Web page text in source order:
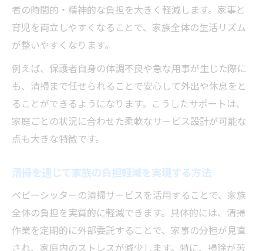
者の時間的・精神的な負担を大きく軽減します。家事と
育児を両立しやすくなることで、家族全体の生活リズム
が整いやすくなります。
例えば、保護者自身の体調不良や急な用事が生じた際に
も、清掃まで任せられることで安心して外出や休息をと
ることができるようになります。こうしたサポートは、
家庭ごとの状況に合わせた柔軟なサービス設計が可能な
点も大きな特徴です。
清掃を通じて家族の負担軽減を実現する方法
ベビーシッターの清掃サービスを活用することで、家族
全体の負担を実質的に軽減できます。具体的には、清掃
作業を定期的に外部委託することで、家事の分担が見直
され、家庭内のストレスが減少します。特に、掃除が苦